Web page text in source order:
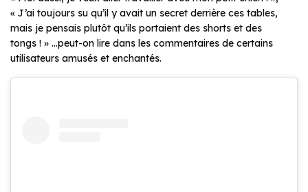
« J’ai toujours su qu’il y avait un secret derrière ces tables,
mais je pensais plutôt qu’ils portaient des shorts et des
tongs ! » …peut-on lire dans les commentaires de certains
utilisateurs amusés et enchantés.